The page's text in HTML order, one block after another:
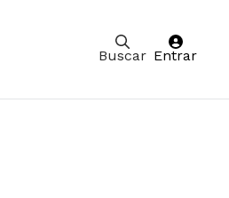
Buscar Entrar